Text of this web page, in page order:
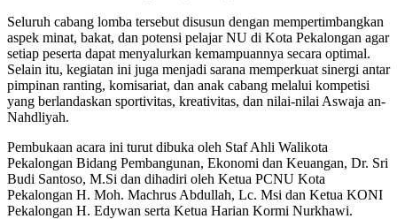
Seluruh cabang lomba tersebut disusun dengan mempertimbangkan
aspek minat, bakat, dan potensi pelajar NU di Kota Pekalongan agar
setiap peserta dapat menyalurkan kemampuannya secara optimal.
Selain itu, kegiatan ini juga menjadi sarana memperkuat sinergi antar
pimpinan ranting, komisariat, dan anak cabang melalui kompetisi
yang berlandaskan sportivitas, kreativitas, dan nilai-nilai Aswaja an-
Nahdliyah.
Pembukaan acara ini turut dibuka oleh Staf Ahli Walikota
Pekalongan Bidang Pembangunan, Ekonomi dan Keuangan, Dr. Sri
Budi Santoso, M.Si dan dihadiri oleh Ketua PCNU Kota
Pekalongan H. Moh. Machrus Abdullah, Lc. Msi dan Ketua KONI
Pekalongan H. Edywan serta Ketua Harian Kormi Nurkhawi.